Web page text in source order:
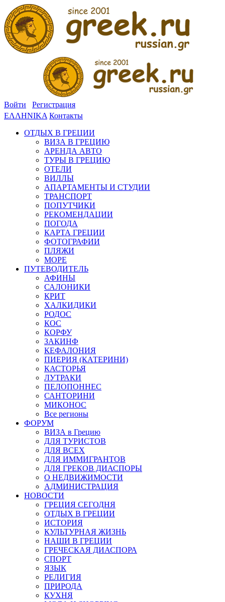
Войти
Регистрация
ΕΛΛΗΝΙΚΑ Контакты
ОТДЫХ В ГРЕЦИИ
ВИЗА В ГРЕЦИЮ
АРЕНДА АВТО
ТУРЫ В ГРЕЦИЮ
ОТЕЛИ
ВИЛЛЫ
АПАРТАМЕНТЫ И СТУДИИ
ТРАНСПОРТ
ПОПУТЧИКИ
РЕКОМЕНДАЦИИ
ПОГОДА
КАРТА ГРЕЦИИ
ФОТОГРАФИИ
ПЛЯЖИ
МОРЕ
ПУТЕВОДИТЕЛЬ
АФИНЫ
САЛОНИКИ
КРИТ
ХАЛКИДИКИ
РОДОС
КОС
КОРФУ
ЗАКИНФ
КЕФАЛОНИЯ
ПИЕРИЯ (КАТЕРИНИ)
КАСТОРЬЯ
ЛУТРАКИ
ПЕЛОПОННЕС
САНТОРИНИ
МИКОНОС
Все регионы
ФОРУМ
ВИЗА в Грецию
ДЛЯ ТУРИСТОВ
ДЛЯ ВСЕХ
ДЛЯ ИММИГРАНТОВ
ДЛЯ ГРЕКОВ ДИАСПОРЫ
О НЕДВИЖИМОСТИ
АДМИНИСТРАЦИЯ
НОВОСТИ
ГРЕЦИЯ СЕГОДНЯ
ОТДЫХ В ГРЕЦИИ
ИСТОРИЯ
КУЛЬТУРНАЯ ЖИЗНЬ
НАШИ В ГРЕЦИИ
ГРЕЧЕСКАЯ ДИАСПОРА
СПОРТ
ЯЗЫК
РЕЛИГИЯ
ПРИРОДА
КУХНЯ